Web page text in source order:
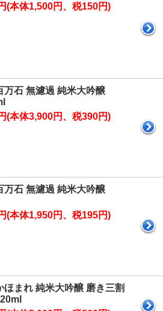
(本体1,500円、税150円)
万石 無濾過 純米大吟醸
(本体3,900円、税390円)
万石 無濾過 純米大吟醸
(本体1,950円、税195円)
ほまれ 純米大吟醸 磨き三割